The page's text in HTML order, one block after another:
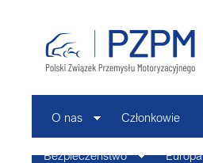
O nas Członkowie
Bezpieczeństwo Europa